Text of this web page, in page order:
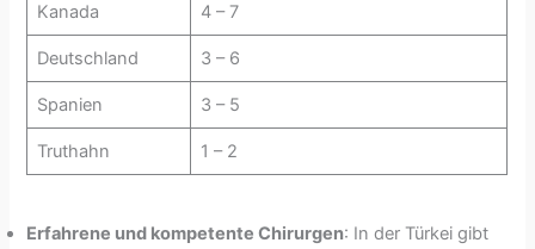
Kanada 4 – 7
Deutschland 3 – 6
Spanien 3 – 5
Truthahn 1 – 2
Erfahrene und kompetente Chirurgen: In der Türkei gibt